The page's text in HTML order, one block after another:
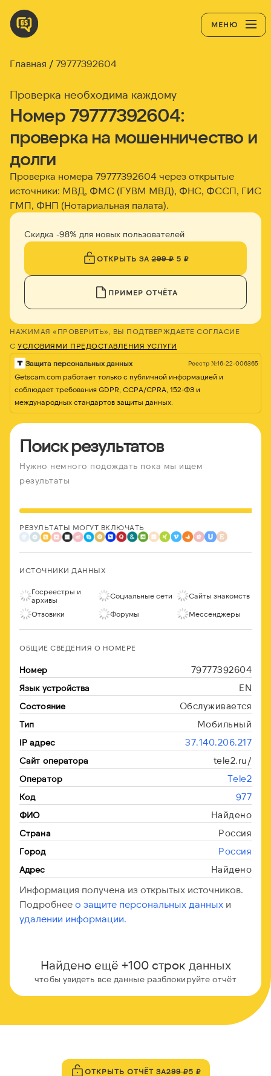
МЕНЮ
Главная 79777392604
Проверка необходима каждому
Номер 79777392604:
проверка на мошенничество и
долги
Проверка номера 79777392604 через открытые
источники: МВД, ФМС (ГУВМ МВД), ФНС, ФССП, ГИС
ГМП, ФНП (Нотариальная палата).
Скидка -98% для новых пользователей
ОТКРЫТЬ ЗА299 ₽5 ₽
ПРИМЕР ОТЧЁТА
НАЖИМАЯ «ПРОВЕРИТЬ», ВЫ ПОДТВЕРЖДАЕТЕ СОГЛАСИЕ
С УСЛОВИЯМИ ПРЕДОСТАВЛЕНИЯ УСЛУГИ
Защита персональных данных Реестр №16-22-006365
Getscam.com работает только с публичной информацией и
соблюдает требования GDPR, CCPA/CPRA, 152-ФЗ и
международных стандартов защиты данных.
Поиск результатов
Нужно немного подождать пока мы ищем
результаты
РЕЗУЛЬТАТЫ МОГУТ ВКЛЮЧАТЬ
ИСТОЧНИКИ ДАННЫХ
Госреестры и
архивы
Социальные сети Сайты знакомств
Отзовики Форумы Мессенджеры
ОБЩИЕ СВЕДЕНИЯ О НОМЕРЕ
Номер 79777392604
Язык устройства EN
Состояние Обслуживается
Тип Мобильный
IP адрес 37.140.206.217
Сайт оператора tele2.ru/
Оператор Tele2
Код 977
ФИО Найдено
Страна Россия
Город Россия
Адрес Найдено
Информация получена из открытых источников.
Подробнее о защите персональных данных и
удалении информации.
Найдено ещё +100 строк данных
чтобы увидеть все данные разблокируйте отчёт
ОТКРЫТЬ ОТЧЁТ ЗА299 ₽5 ₽